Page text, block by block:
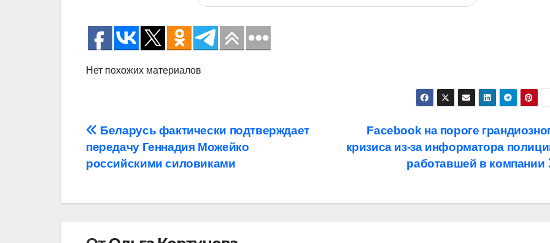
Нет похожих материалов
Навигация
по
Facebook на пороге
кризиса из-за информатора
работавшей в компании
Беларусь фактически подтверждает
передачу Геннадия Можейко
российскими силовиками